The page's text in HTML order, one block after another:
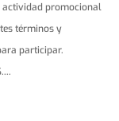
actividad promocional
términos y
participar.